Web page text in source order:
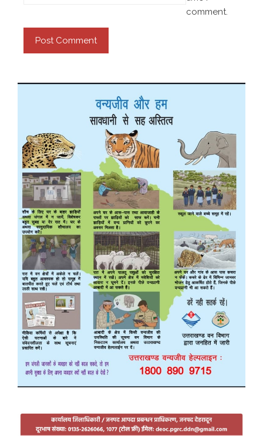
comment.